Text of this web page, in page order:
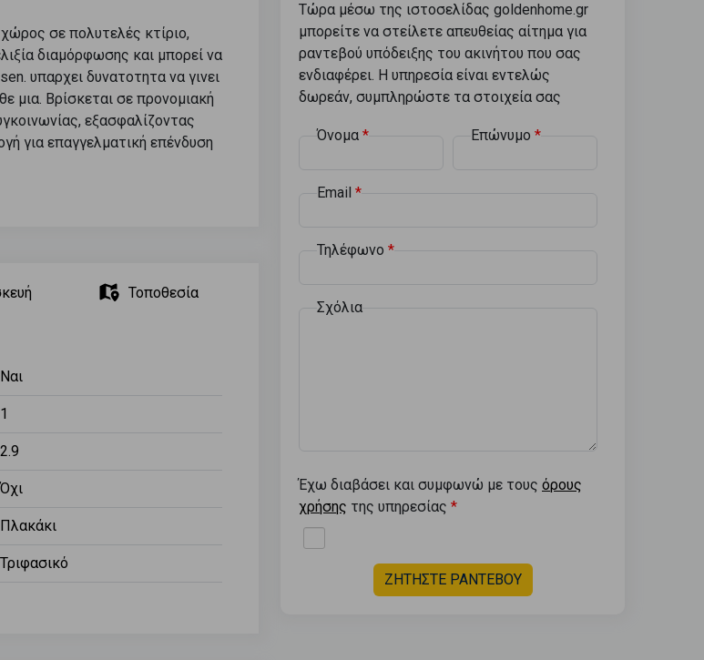
σε πολυτελές κτίριο,
διαμόρφωσης και μπορεί να
υπαρχει δυνατοτητα να γινει
μια. Βρίσκεται σε προνομιακή
εξασφαλίζοντας
για επαγγελματική επένδυση
Τώρα μέσω της ιστοσελίδας goldenhome.gr
μπορείτε να στείλετε απευθείας αίτημα για
ραντεβού υπόδειξης του ακινήτου που σας
ενδιαφέρει. Η υπηρεσία είναι εντελώς
δωρεάν, συμπληρώστε τα στοιχεία σας
Όνομα Επώνυμο
Email
Τηλέφωνο
Σχόλια
Έχω διαβάσει και συμφωνώ με τους όρους
χρήσης της υπηρεσίας
ΖΗΤΗΣΤΕ ΡΑΝΤΕΒΟΥ
Τοποθεσία
Ναι
1
2.9
Όχι
Πλακάκι
Τριφασικό